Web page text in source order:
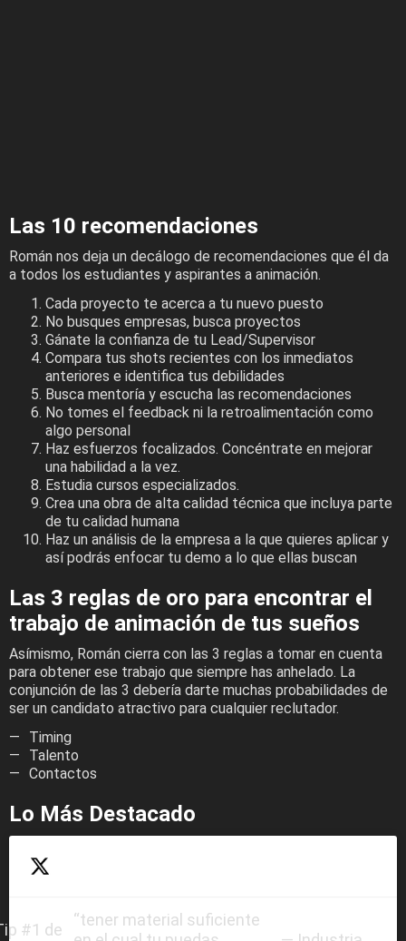
Las 10 recomendaciones
Román nos deja un decálogo de recomendaciones que él da
a todos los estudiantes y aspirantes a animación.
Cada proyecto te acerca a tu nuevo puesto
No busques empresas, busca proyectos
Gánate la confianza de tu Lead/Supervisor
Compara tus shots recientes con los inmediatos
anteriores e identifica tus debilidades
Busca mentoría y escucha las recomendaciones
No tomes el feedback ni la retroalimentación como
algo personal
Haz esfuerzos focalizados. Concéntrate en mejorar
una habilidad a la vez.
Estudia cursos especializados.
Crea una obra de alta calidad técnica que incluya parte
de tu calidad humana
Haz un análisis de la empresa a la que quieres aplicar y
así podrás enfocar tu demo a lo que ellas buscan
Las 3 reglas de oro para encontrar el
trabajo de animación de tus sueños
Asímismo, Román cierra con las 3 reglas a tomar en cuenta
para obtener ese trabajo que siempre has anhelado. La
conjunción de las 3 debería darte muchas probabilidades de
ser un candidato atractivo para cualquier reclutador.
Timing
Talento
Contactos
Lo Más Destacado
#1 de
“tener material suficiente